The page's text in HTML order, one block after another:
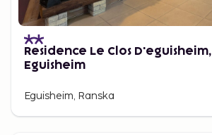
Residence Le Clos D'eguisheim,
Eguisheim
Eguisheim, Ranska